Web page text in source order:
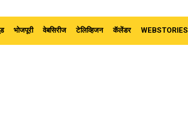
भोजपूरी वेबसिरीज टेलिव्हिजन कॅलेंडर WEBSTORIES